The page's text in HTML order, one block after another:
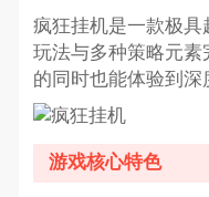
疯狂挂机是一款极
玩法与多种策略元素
的同时也能体验到深
游戏核心特色